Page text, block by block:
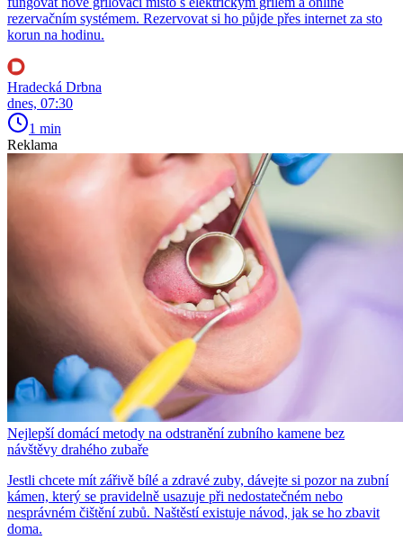
rezervačním systémem. Rezervovat si ho půjde přes internet za sto
korun na hodinu.
Hradecká Drbna
dnes, 07:30
1 min
Reklama
Nejlepší domácí metody na odstranění zubního kamene bez
návštěvy drahého zubaře
Jestli chcete mít zářivě bílé a zdravé zuby, dávejte si pozor na zubní
kámen, který se pravidelně usazuje při nedostatečném nebo
nesprávném čištění zubů. Naštěstí existuje návod, jak se ho zbavit
doma.